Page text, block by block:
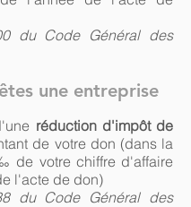
du Code Général des
une entreprise
réduction d'impôt de
de votre don (dans la
de votre chiffre d'affaire
l'acte de don)
du Code Général des